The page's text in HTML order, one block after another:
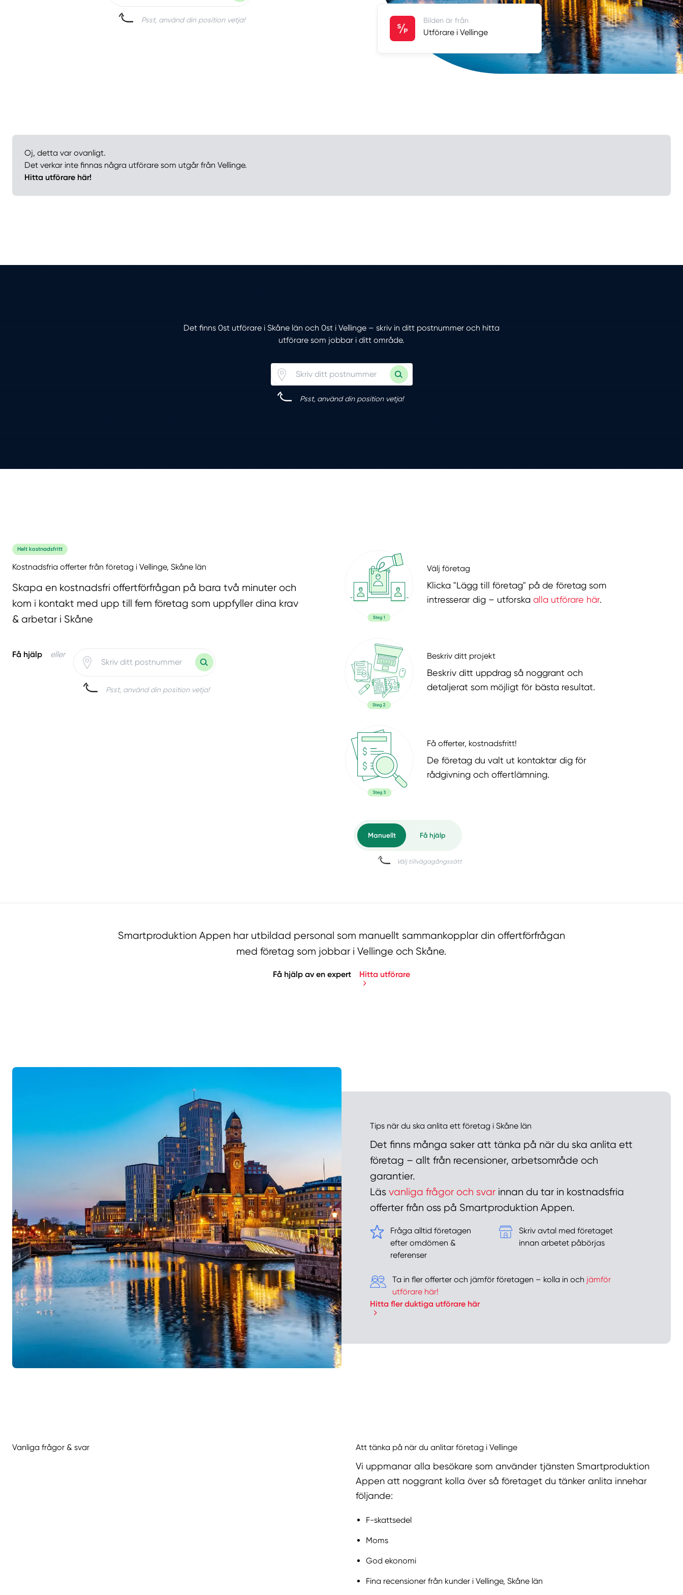
Psst, använd din position vetja! Bilden är från
Utförare i Vellinge
Oj, detta var ovanligt.
Det verkar inte finnas några utförare som utgår från Vellinge.
Hitta utförare här!
Det finns 0st utförare i Skåne län och 0st i Vellinge – skriv in ditt postnummer och hitta
utförare som jobbar i ditt område.
Psst, använd din position vetja!
Helt kostnadsfritt
Kostnadsfria offerter från företag i Vellinge, Skåne län
Skapa en kostnadsfri offertförfrågan på bara två minuter och
kom i kontakt med upp till fem företag som uppfyller dina krav
& arbetar i Skåne
Få hjälp eller
Psst, använd din position vetja!
Välj företag
Klicka "Lägg till företag" på de företag som
intresserar dig – utforska alla utförare här.
Beskriv ditt projekt
Beskriv ditt uppdrag så noggrant och
detaljerat som möjligt för bästa resultat.
Få offerter, kostnadsfritt!
De företag du valt ut kontaktar dig för
rådgivning och offertlämning.
Smartproduktion Appen har utbildad personal som manuellt sammankopplar din offertförfrågan
med företag som jobbar i Vellinge och Skåne.
Få hjälp av en expert Hitta utförare
Tips när du ska anlita ett företag i Skåne län
Det finns många saker att tänka på när du ska anlita ett
företag – allt från recensioner, arbetsområde och
garantier.
Läs vanliga frågor och svar innan du tar in kostnadsfria
offerter från oss på Smartproduktion Appen.
Fråga alltid företagen
efter omdömen &
referenser
Skriv avtal med företaget
innan arbetet påbörjas
Ta in fler offerter och jämför företagen – kolla in och jämför
utförare här!
Hitta fler duktiga utförare här
Vanliga frågor & svar Att tänka på när du anlitar företag i Vellinge
Vi uppmanar alla besökare som använder tjänsten Smartproduktion
Appen att noggrant kolla över så företaget du tänker anlita innehar
följande:
F-skattsedel
Moms
God ekonomi
Fina recensioner från kunder i Vellinge, Skåne län